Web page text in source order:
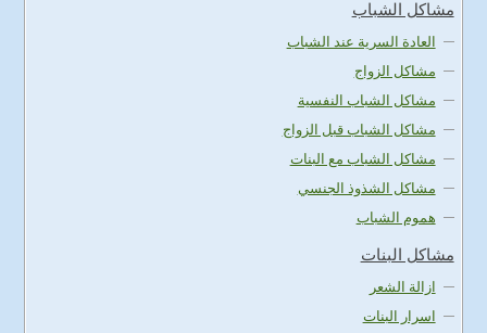
مشاكل الشباب
العادة السرية عند الشباب
مشاكل الزواج
مشاكل الشباب النفسية
مشاكل الشباب قبل الزواج
مشاكل الشباب مع البنات
مشاكل الشذوذ الجنسي
هموم الشباب
مشاكل البنات
ازالة الشعر
اسرار البنات